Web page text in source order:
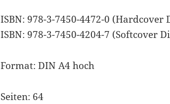
ISBN: 978-3-7450-4472-0 (Hardcover
ISBN: 978-3-7450-4204-7 (Softcover
Format: DIN A4 hoch
Seiten: 64